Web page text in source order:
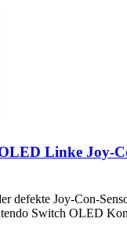
Linke Joy-
defekte Joy-Con-
Switch OLED